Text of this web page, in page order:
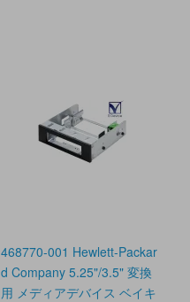
468770-001 Hewlett-Packar
d Company 5.25"/3.5" 変換
用 メディアデバイス ベイキ